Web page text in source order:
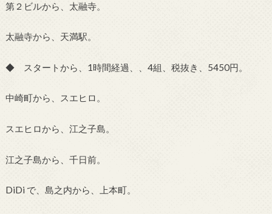
第２ビルから、太融寺。
太融寺から、天満駅。
◆ スタートから、1時間経過、、4組、税抜き、5450円。
中崎町から、スエヒロ。
スエヒロから、江之子島。
江之子島から、千日前。
DiDi で、島之内から、上本町。